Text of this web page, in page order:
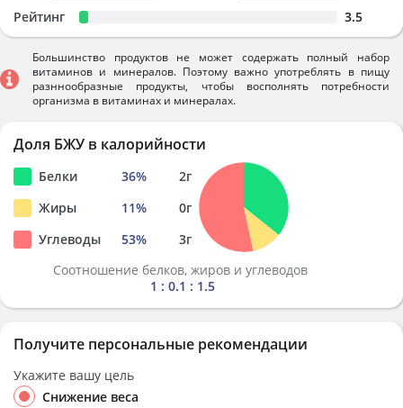
Рейтинг 3.5
Большинство продуктов не может содержать полный набор
витаминов и минералов. Поэтому важно употреблять в пищу
разннообразные продукты, чтобы восполнять потребности
организма в витаминах и минералах.
Доля БЖУ в калорийности
Белки 36% 2г
Жиры
11% 0г
Углеводы
53% 3г
Соотношение белков, жиров и углеводов
1 : 0.1 : 1.5
Получите персональные рекомендации
Укажите вашу цель
Снижение веса